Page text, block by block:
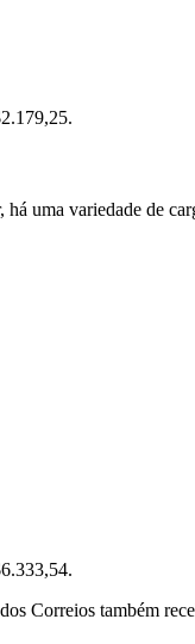
há uma variedade de
Correios também